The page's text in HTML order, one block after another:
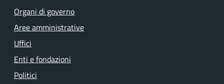
Organi di governo
Aree amministrative
Uffici
Enti e fondazioni
Politici